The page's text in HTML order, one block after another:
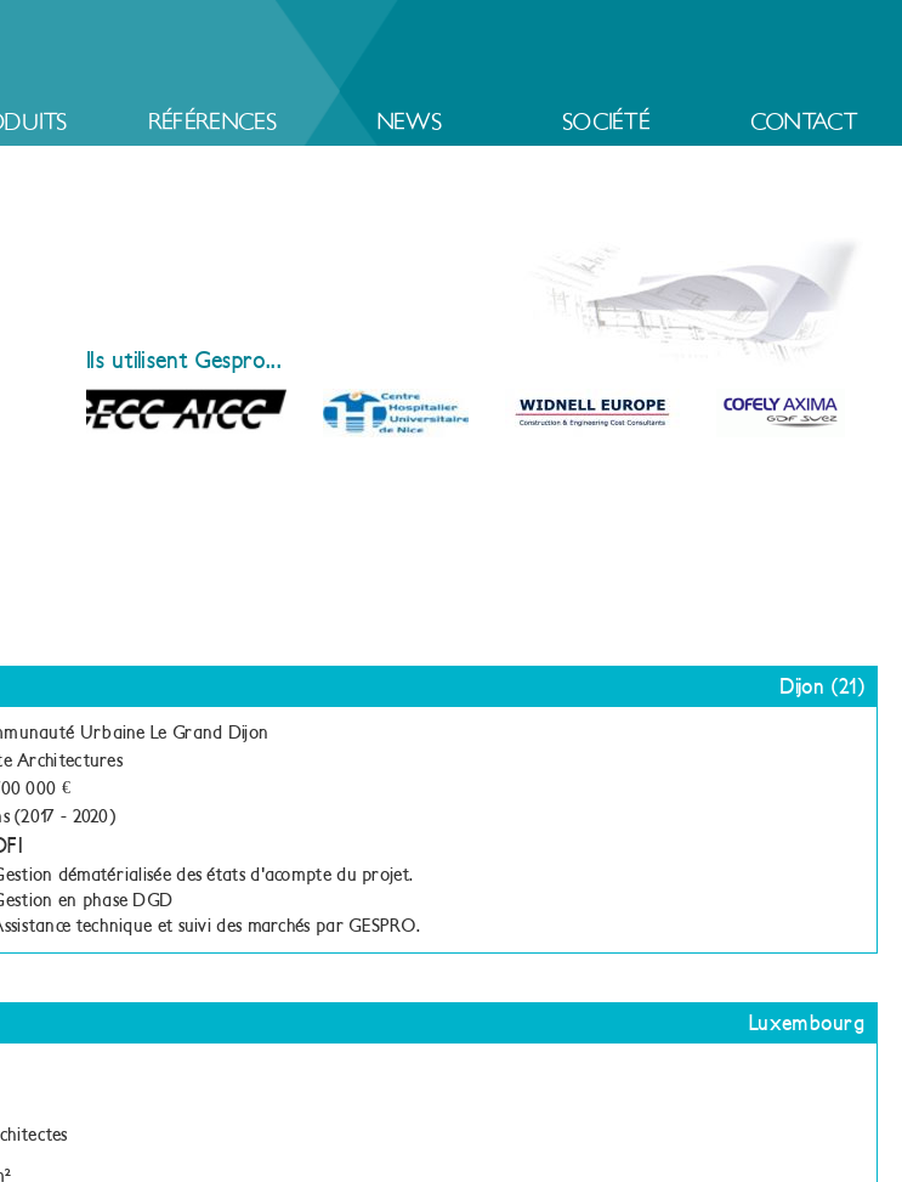
RÉFÉRENCES NEWS SOCIÉTÉ CONTACT
Ils utilisent Gespro...
Dijon (21)
Urbaine Le Grand Dijon
Architectures
000 €
(2017 - 2020)
dématérialisée des états d'acompte du projet.
en phase DGD
technique et suivi des marchés par GESPRO.
Luxembourg